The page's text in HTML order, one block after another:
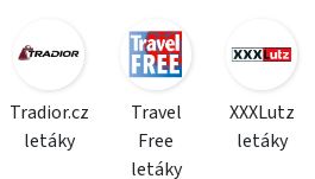
Tradior.cz
letáky
Travel
Free
letáky
XXXLutz
letáky